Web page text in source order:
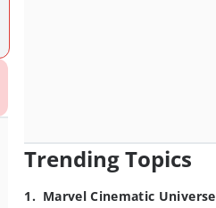
Trending Topics
1. Marvel Cinematic Universe